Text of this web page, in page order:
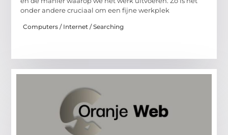
onder andere cruciaal om een fijne werkplek
Computers / Internet / Searching